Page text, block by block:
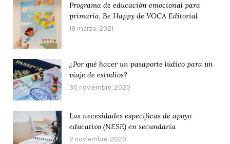
Programa de educación emocional para
primaria, Be Happy de VOCA Editorial
19 marzo, 2021
¿Por qué hacer un pasaporte lúdico para un
viaje de estudios?
30 noviembre, 2020
Las necesidades específicas de apoyo
educativo (NESE) en secundaria
2 noviembre, 2020